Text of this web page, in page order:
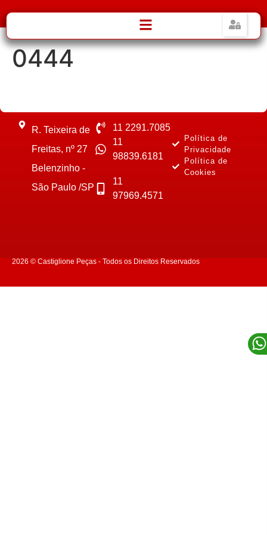
0444
R. Teixeira de
Freitas, nº 27
Belenzinho -
São Paulo /SP
11 2291.7085
11
98839.6181
11
97969.4571
Política de
Privacidade
Política de
Cookies
2026 © Castiglione Peças - Todos os Direitos Reservados